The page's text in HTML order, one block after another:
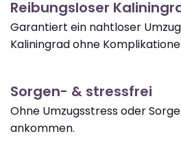
Reibungsloser
Garantiert ein nahtloser
Kaliningrad ohne
Sorgen- & stressfrei
Ohne Umzugsstress oder
ankommen.